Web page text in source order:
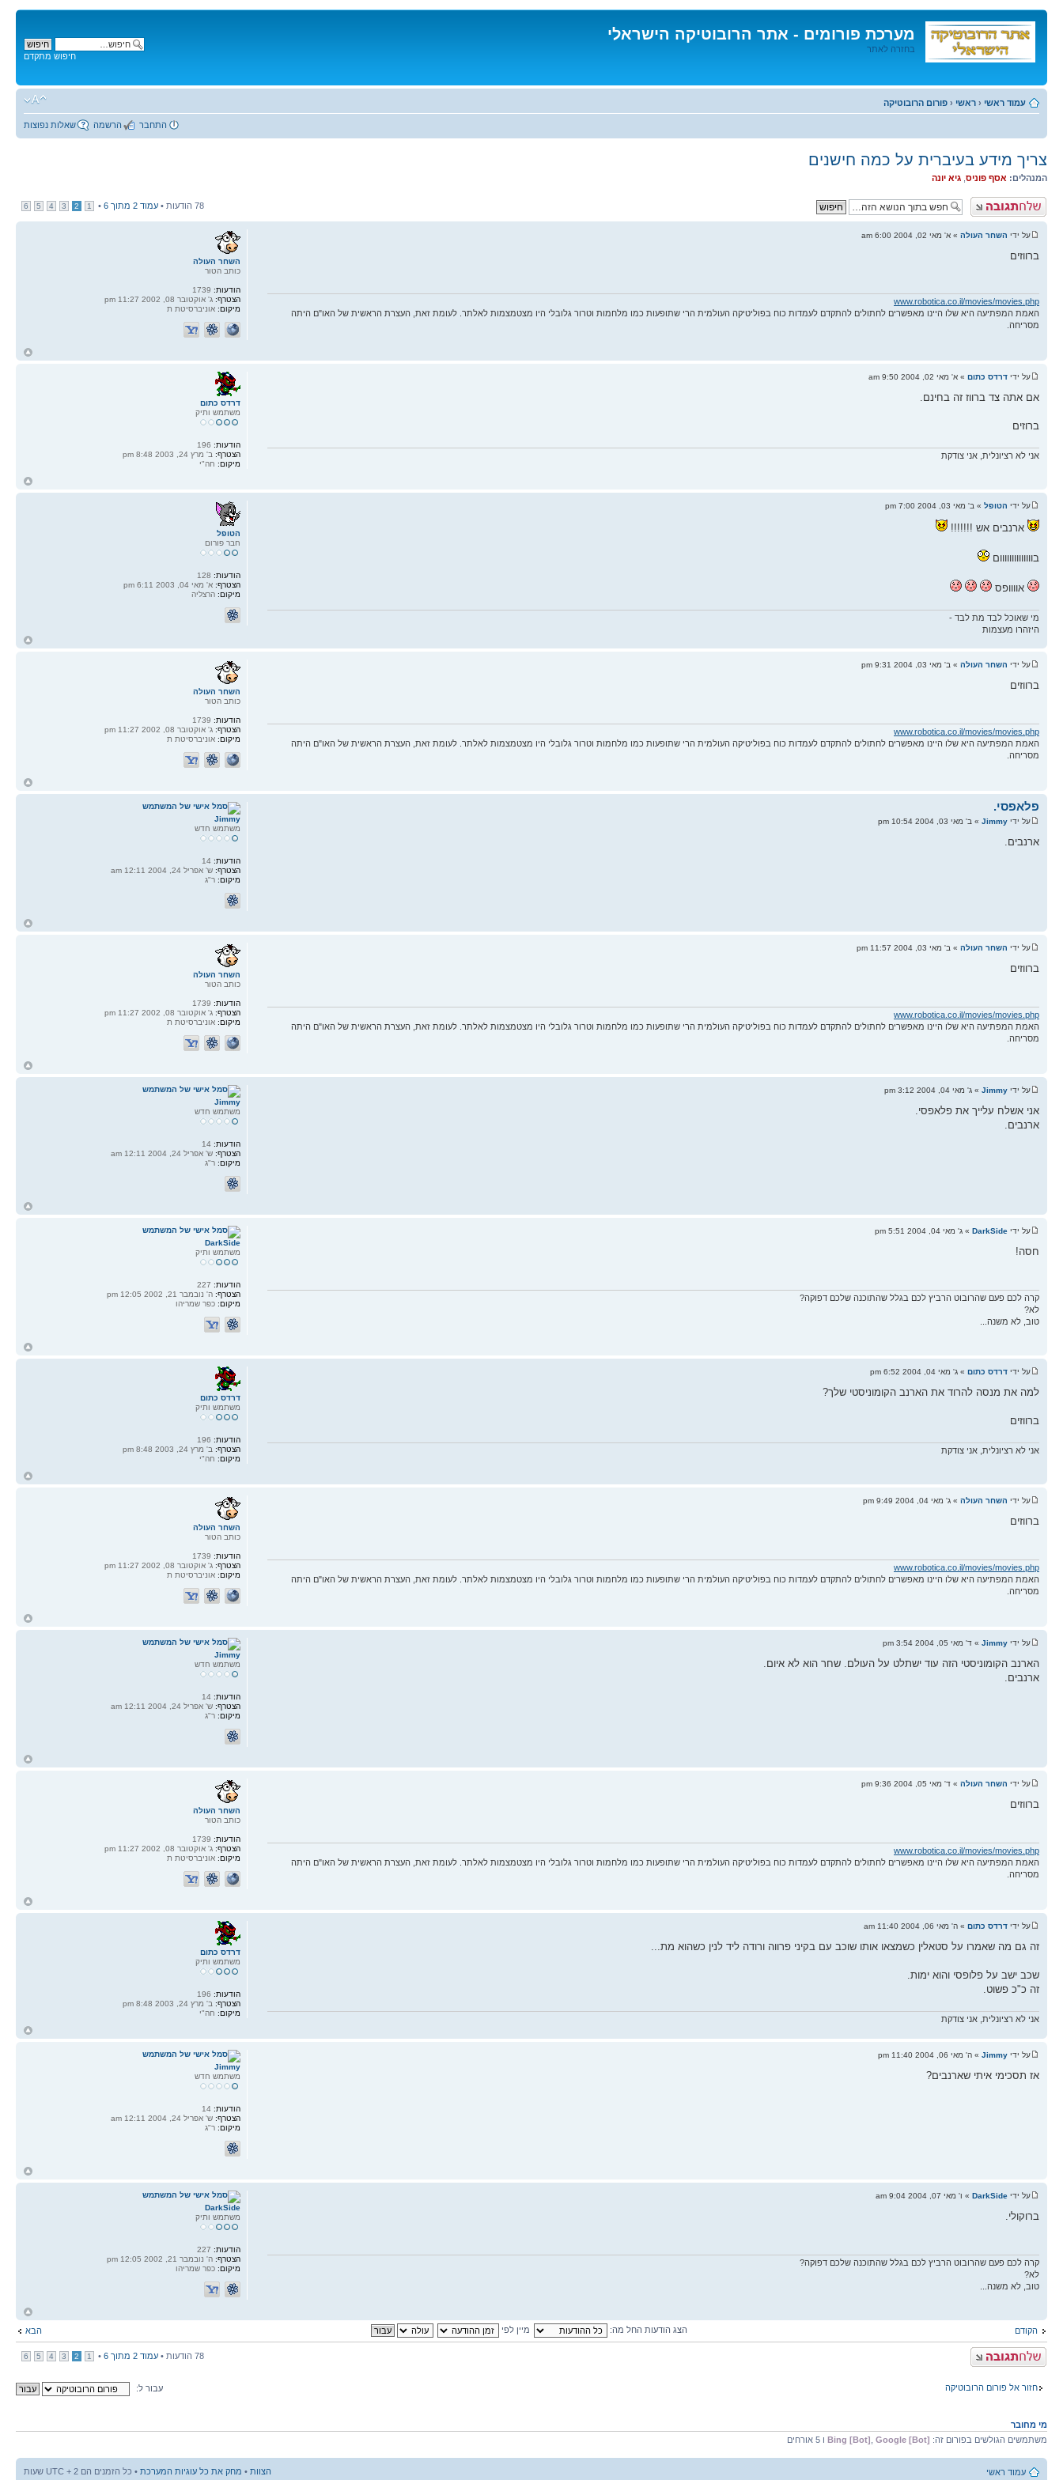
מערכת פורומים - אתר הרובוטיקה הישראלי
בחזרה לאתר
לתוכן
חיפוש מתקדם
עמוד ראשי ‹ ראשי ‹ פורום הרובוטיקה
שאלות נפוצות הרשמה התחבר
צריך מידע בעיברית על כמה חישנים
המנהלים: אסף פוניס גיא יונה
פרסם תגובה 78 הודעות • עמוד 2 מתוך 6
•
1
2
3
4
5
6
על ידי השחר העולה » א' מאי 02, 2004 6:00 am
ברווזים
www.robotica.co.il/movies/movies.php
האמת המפתיעה היא שלו היינו מאפשרים לחתולים להתקדם לעמדות כוח בפוליטיקה העולמית הרי שתופעות כמו מלחמות וטרור גלובלי היו מצטמצמות לאלתר. לעומת זאת, העצרת הראשית של האו"ם היתה
מסריחה.
השחר העולה
כותב הטור
הודעות:
הצטרף: ג' אוקטובר 08, 2002 11:27 pm
מיקום: אוניברסיטת ת
על ידי דרדס כתום » א' מאי 02, 2004 9:50 am
אם אתה צד ברווז זה בחינם.
ברוזים
אני לא רציונלית, אני צודקת
דרדס כתום
משתמש ותיק
הודעות:196
הצטרף:ב' מרץ 24, 2003 8:48 pm
מיקום:חה"י
על ידי הטופל » ב' מאי 03, 2004 7:00 pm
ארנבים אש !!!!!!!
בוווווווווווווום
אוווופס
מי שאוכל לבד מת לבד -
היזהרו מעצמות
הטופל
חבר פורום
הודעות:
הצטרף: א' מאי 04, 2003 6:11 pm
מיקום: הרצליה
על ידי השחר העולה » ב' מאי 03, 2004 9:31 pm
ברווזים
www.robotica.co.il/movies/movies.php
האמת המפתיעה היא שלו היינו מאפשרים לחתולים להתקדם לעמדות כוח בפוליטיקה העולמית הרי שתופעות כמו מלחמות וטרור גלובלי היו מצטמצמות לאלתר. לעומת זאת, העצרת הראשית של האו"ם היתה
מסריחה.
השחר העולה
כותב הטור
הודעות:1739
הצטרף:ג' אוקטובר 08, 2002 11:27 pm
מיקום:אוניברסיטת ת
פלאפסי.
על ידי Jimmy » ב' מאי 03, 2004 10:54 pm
ארנבים.
Jimmy
משתמש חדש
הודעות:
הצטרף: ש' אפריל 24, 2004 12:11 am
מיקום: ר"ג
על ידי השחר העולה » ב' מאי 03, 2004 11:57 pm
ברווזים
www.robotica.co.il/movies/movies.php
האמת המפתיעה היא שלו היינו מאפשרים לחתולים להתקדם לעמדות כוח בפוליטיקה העולמית הרי שתופעות כמו מלחמות וטרור גלובלי היו מצטמצמות לאלתר. לעומת זאת, העצרת הראשית של האו"ם היתה
מסריחה.
השחר העולה
כותב הטור
הודעות:1739
הצטרף:ג' אוקטובר 08, 2002 11:27 pm
מיקום:אוניברסיטת ת
על ידי Jimmy » ג' מאי 04, 2004 3:12 pm
אני אשלח עלייך את פלאפסי.
ארנבים.
Jimmy
משתמש חדש
הודעות:
הצטרף: ש' אפריל 24, 2004 12:11 am
מיקום: ר"ג
על ידי DarkSide » ג' מאי 04, 2004 5:51 pm
חסה!
קרה לכם פעם שהרובוט הרביץ לכם בגלל שהתוכנה שלכם דפוקה?
לא?
טוב, לא משנה...
DarkSide
משתמש ותיק
הודעות:227
הצטרף:ה' נובמבר 21, 2002 12:05 pm
מיקום:כפר שמריהו
על ידי דרדס כתום » ג' מאי 04, 2004 6:52 pm
למה את מנסה להרוד את הארנב הקומוניסטי שלך?
ברווזים
אני לא רציונלית, אני צודקת
דרדס כתום
משתמש ותיק
הודעות:
הצטרף: ב' מרץ 24, 2003 8:48 pm
מיקום: חה"י
על ידי השחר העולה » ג' מאי 04, 2004 9:49 pm
ברווזים
www.robotica.co.il/movies/movies.php
האמת המפתיעה היא שלו היינו מאפשרים לחתולים להתקדם לעמדות כוח בפוליטיקה העולמית הרי שתופעות כמו מלחמות וטרור גלובלי היו מצטמצמות לאלתר. לעומת זאת, העצרת הראשית של האו"ם היתה
מסריחה.
השחר העולה
כותב הטור
הודעות:1739
הצטרף:ג' אוקטובר 08, 2002 11:27 pm
מיקום:אוניברסיטת ת
על ידי Jimmy » ד' מאי 05, 2004 3:54 pm
הארנב הקומוניסטי הזה עוד ישתלט על העולם. שחר הוא לא איום.
ארנבים.
Jimmy
משתמש חדש
הודעות:
הצטרף: ש' אפריל 24, 2004 12:11 am
מיקום: ר"ג
על ידי השחר העולה » ד' מאי 05, 2004 9:36 pm
ברווזים
www.robotica.co.il/movies/movies.php
האמת המפתיעה היא שלו היינו מאפשרים לחתולים להתקדם לעמדות כוח בפוליטיקה העולמית הרי שתופעות כמו מלחמות וטרור גלובלי היו מצטמצמות לאלתר. לעומת זאת, העצרת הראשית של האו"ם היתה
מסריחה.
השחר העולה
כותב הטור
הודעות:1739
הצטרף:ג' אוקטובר 08, 2002 11:27 pm
מיקום:אוניברסיטת ת
על ידי דרדס כתום » ה' מאי 06, 2004 11:40 am
זה גם מה שאמרו על סטאלין כשמצאו אותו שוכב עם בקיני פרווה ורודה ליד לנין כשהוא מת...
שכב ישב על פלופסי והוא ימות.
זה כ"כ פשוט.
אני לא רציונלית, אני צודקת
דרדס כתום
משתמש ותיק
הודעות:
הצטרף: ב' מרץ 24, 2003 8:48 pm
מיקום: חה"י
על ידי Jimmy » ה' מאי 06, 2004 11:40 pm
אז תסכימי איתי שארנבים?
Jimmy
משתמש חדש
הודעות:14
הצטרף:ש' אפריל 24, 2004 12:11 am
מיקום:ר"ג
על ידי DarkSide » ו' מאי 07, 2004 9:04 am
ברוקולי.
קרה לכם פעם שהרובוט הרביץ לכם בגלל שהתוכנה שלכם דפוקה?
לא?
טוב, לא משנה...
DarkSide
משתמש ותיק
הודעות:
הצטרף: ה' נובמבר 21, 2002 12:05 pm
מיקום: כפר שמריהו
הקודם הבא הצג הודעות החל מה: מיין לפי
פרסם תגובה 78 הודעות • עמוד 2 מתוך 6
•
1
2
3
4
5
6
חזור אל פורום הרובוטיקה עבור ל:
מי מחובר
משתמשים הגולשים בפורום זה:
Bing [Bot] Google [Bot] ו 5 אורחים
עמוד ראשי הצוות • מחק את כל עוגיות המערכת • כל הזמנים הם UTC + 2 שעות